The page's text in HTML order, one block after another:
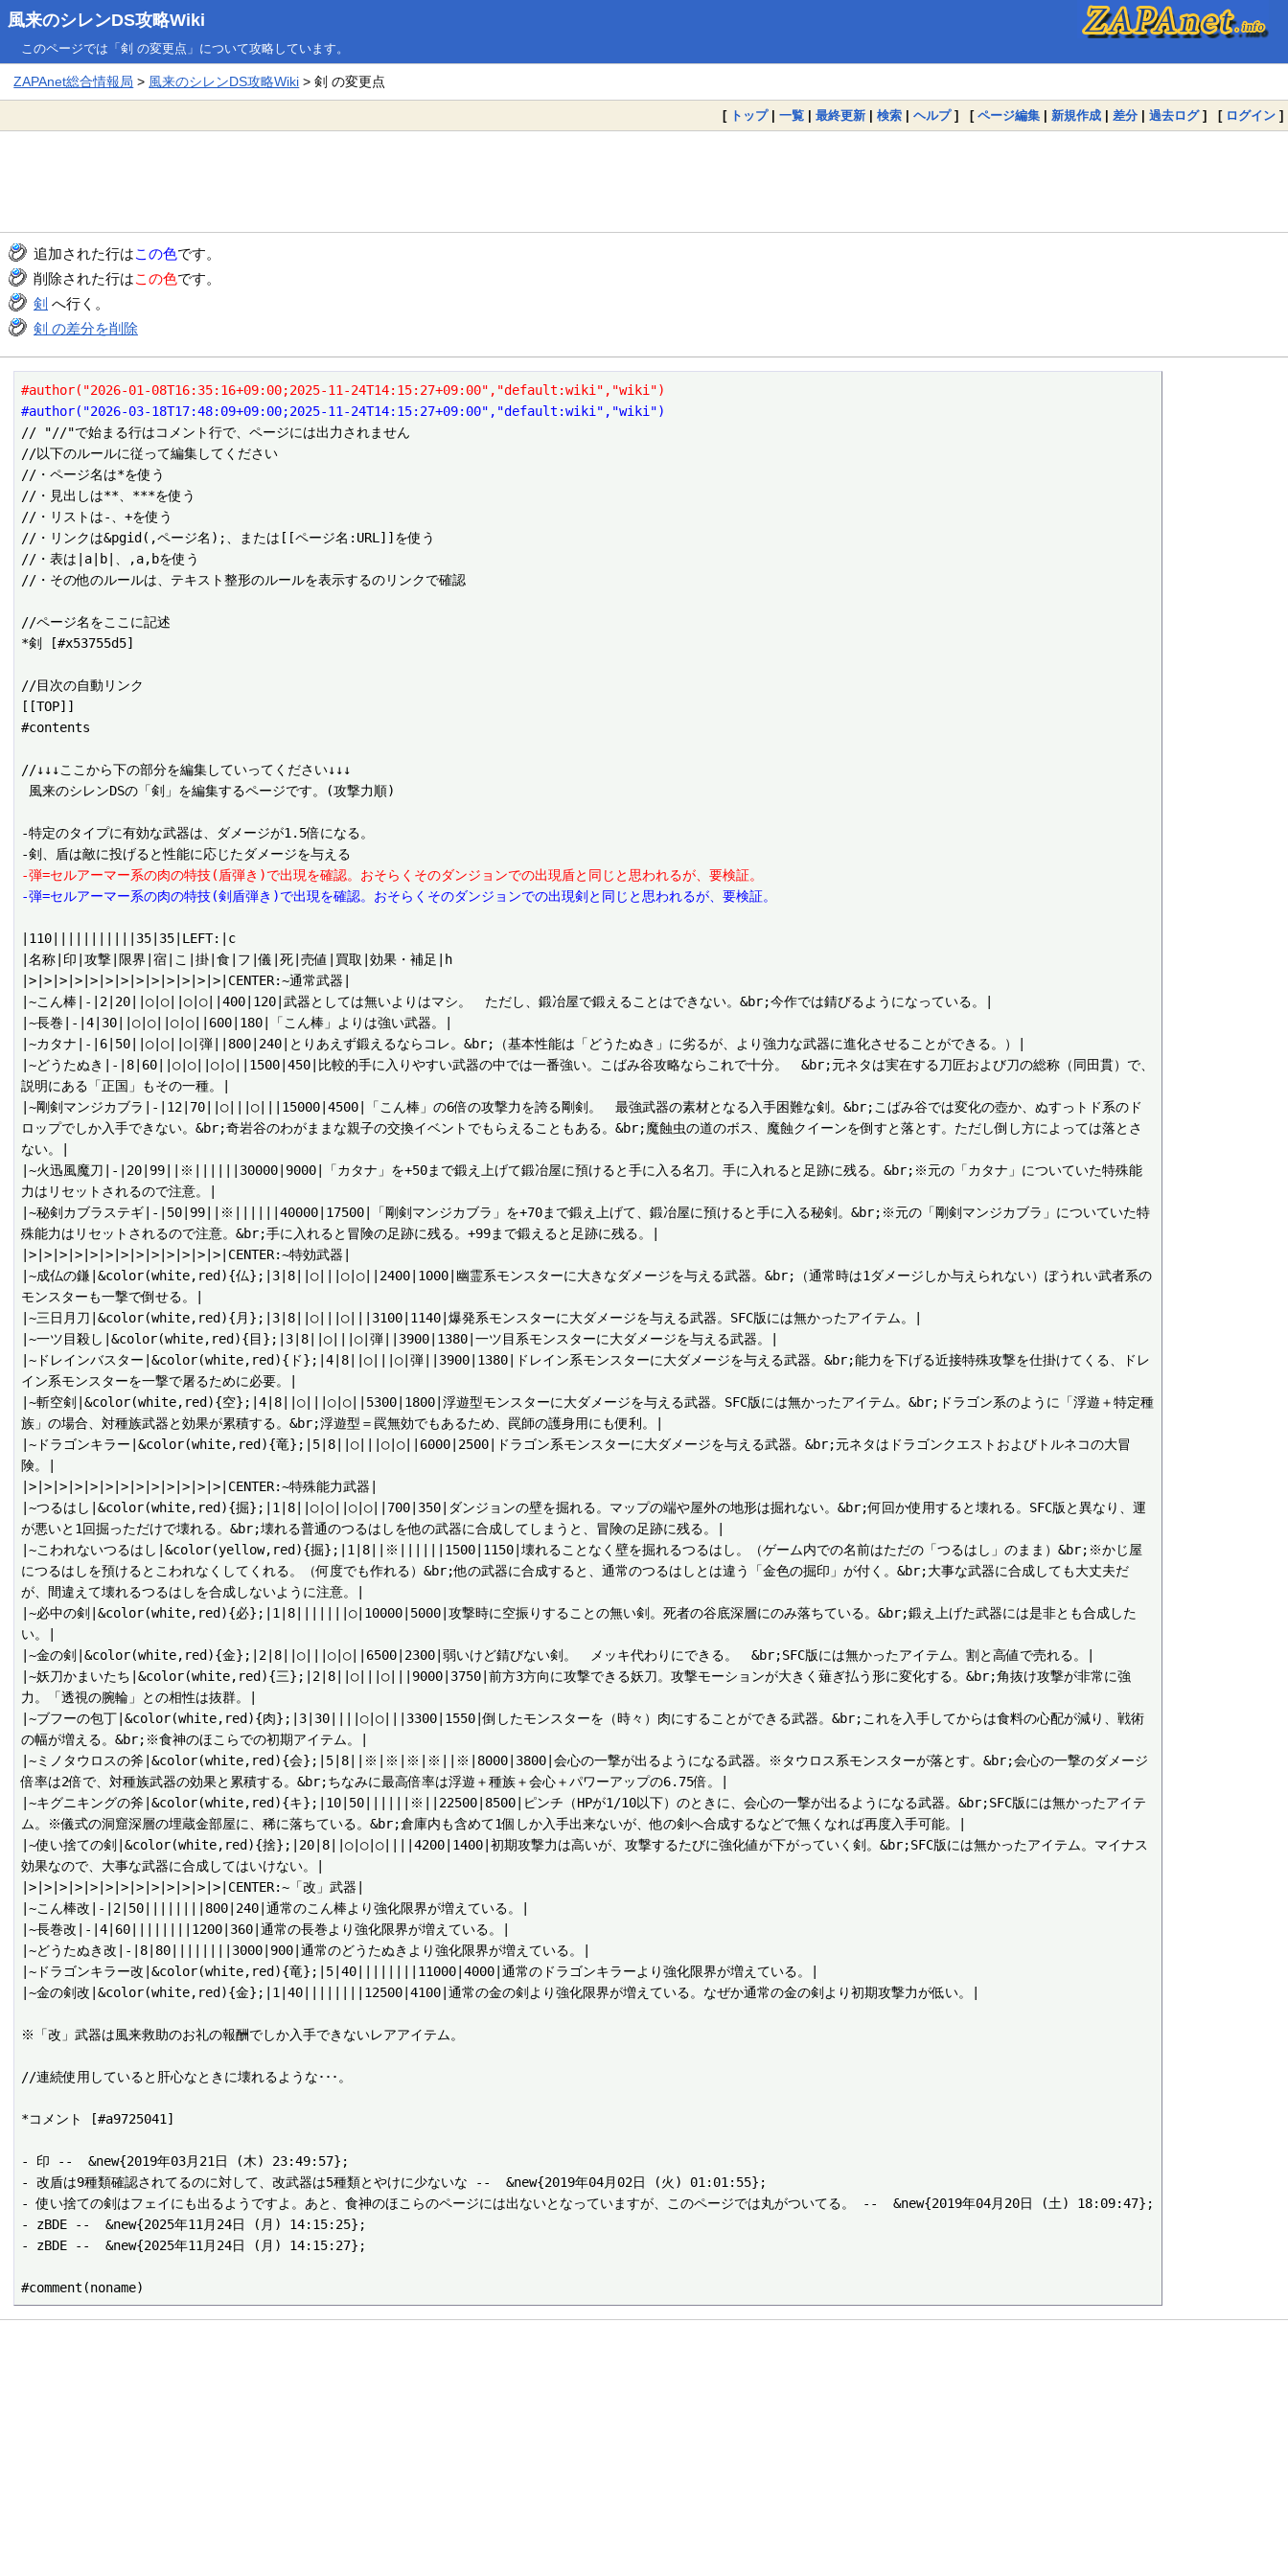
風来のシレンDS攻略Wiki
このページでは「剣 の変更点」について攻略しています。
ZAPAnet総合情報局 > 風来のシレンDS攻略Wiki > 剣 の変更点
[ トップ| 一覧 | 最終更新 | 検索 | ヘルプ] [ ページ編集 | 新規作成 | 差分 | 過去ログ] [ ログイン ]
追加された行はこの色です。
削除された行はこの色です。
剣 へ行く。
剣 の差分を削除
#author("2026-01-08T16:35:16+09:00;2025-11-24T14:15:27+09:00","default:wiki","wiki")
#author("2026-03-18T17:48:09+09:00;2025-11-24T14:15:27+09:00","default:wiki","wiki")
// "//"で始まる行はコメント行で、ページには出力されません
//以下のルールに従って編集してください
//・ページ名は*を使う
//・見出しは**、***を使う
//・リストは-、+を使う
//・リンクは&pgid(,ページ名);、または[[ページ名:URL]]を使う
//・表は|a|b|、,a,bを使う
//・その他のルールは、テキスト整形のルールを表示するのリンクで確認
//ページ名をここに記述
*剣 [#x53755d5]
//目次の自動リンク
[[TOP]]
#contents
//↓↓↓ここから下の部分を編集していってください↓↓↓
-特定のタイプに有効な武器は、ダメージが1.5倍になる。
-弾=セルアーマー系の肉の特技(盾弾き)で出現を確認。おそらくそのダンジョンでの出現盾と同じと思われるが、要検証。
-弾=セルアーマー系の肉の特技(剣盾弾き)で出現を確認。おそらくそのダンジョンでの出現剣と同じと思われるが、要検証。
|110|||||||||||35|35|LEFT:|c
|名称|印|攻撃|限界|宿|こ|掛|食|フ|儀|死|売値|買取|効果・補足|h
|>|>|>|>|>|>|>|>|>|>|>|>|>|CENTER:~通常武器|
|~こん棒|-|2|20||○|○||○|○||400|120|武器としては無いよりはマシ。　ただし、鍛冶屋で鍛えることはできない。&br;今作では錆びるようになっている。|
|~長巻|-|4|30||○|○||○|○||600|180|「こん棒」よりは強い武器。|
|~カタナ|-|6|50||○|○||○|弾||800|240|とりあえず鍛えるならコレ。&br;（基本性能は「どうたぬき」に劣るが、より強力な武器に進化させることができる。）|
|~どうたぬき|-|8|60||○|○||○|○||1500|450|比較的手に入りやすい武器の中では一番強い。こばみ谷攻略ならこれで十分。　&br;元ネタは実在する刀匠および刀の総称（同田貫）で、
説明にある「正国」もその一種。|
|~剛剣マンジカブラ|-|12|70||○|||○|||15000|4500|「こん棒」の6倍の攻撃力を誇る剛剣。　最強武器の素材となる入手困難な剣。&br;こばみ谷では変化の壺か、ぬすっトド系のド
ロップでしか入手できない。&br;奇岩谷のわがままな親子の交換イベントでもらえることもある。&br;魔蝕虫の道のボス、魔蝕クイーンを倒すと落とす。ただし倒し方によっては落とさ
ない。|
|~火迅風魔刀|-|20|99||※||||||30000|9000|「カタナ」を+50まで鍛え上げて鍛冶屋に預けると手に入る名刀。手に入れると足跡に残る。&br;※元の「カタナ」についていた特殊能
力はリセットされるので注意。|
|~秘剣カブラステギ|-|50|99||※||||||40000|17500|「剛剣マンジカブラ」を+70まで鍛え上げて、鍛冶屋に預けると手に入る秘剣。&br;※元の「剛剣マンジカブラ」についていた特
殊能力はリセットされるので注意。&br;手に入れると冒険の足跡に残る。+99まで鍛えると足跡に残る。|
|>|>|>|>|>|>|>|>|>|>|>|>|>|CENTER:~特効武器|
|~成仏の鎌|&color(white,red){仏};|3|8||○|||○|○||2400|1000|幽霊系モンスターに大きなダメージを与える武器。&br;（通常時は1ダメージしか与えられない）ぼうれい武者系の
モンスターも一撃で倒せる。|
|~三日月刀|&color(white,red){月};|3|8||○|||○|||3100|1140|爆発系モンスターに大ダメージを与える武器。SFC版には無かったアイテム。|
|~一ツ目殺し|&color(white,red){目};|3|8||○|||○|弾||3900|1380|一ツ目系モンスターに大ダメージを与える武器。|
|~ドレインバスター|&color(white,red){ド};|4|8||○|||○|弾||3900|1380|ドレイン系モンスターに大ダメージを与える武器。&br;能力を下げる近接特殊攻撃を仕掛けてくる、ドレ
イン系モンスターを一撃で屠るために必要。|
|~斬空剣|&color(white,red){空};|4|8||○|||○|○||5300|1800|浮遊型モンスターに大ダメージを与える武器。SFC版には無かったアイテム。&br;ドラゴン系のように「浮遊＋特定種
族」の場合、対種族武器と効果が累積する。&br;浮遊型＝罠無効でもあるため、罠師の護身用にも便利。|
|~ドラゴンキラー|&color(white,red){竜};|5|8||○|||○|○||6000|2500|ドラゴン系モンスターに大ダメージを与える武器。&br;元ネタはドラゴンクエストおよびトルネコの大冒
険。|
|>|>|>|>|>|>|>|>|>|>|>|>|>|CENTER:~特殊能力武器|
|~つるはし|&color(white,red){掘};|1|8||○|○||○|○||700|350|ダンジョンの壁を掘れる。マップの端や屋外の地形は掘れない。&br;何回か使用すると壊れる。SFC版と異なり、運
が悪いと1回掘っただけで壊れる。&br;壊れる普通のつるはしを他の武器に合成してしまうと、冒険の足跡に残る。|
|~こわれないつるはし|&color(yellow,red){掘};|1|8||※||||||1500|1150|壊れることなく壁を掘れるつるはし。（ゲーム内での名前はただの「つるはし」のまま）&br;※かじ屋
につるはしを預けるとこわれなくしてくれる。（何度でも作れる）&br;他の武器に合成すると、通常のつるはしとは違う「金色の掘印」が付く。&br;大事な武器に合成しても大丈夫だ
が、間違えて壊れるつるはしを合成しないように注意。|
|~必中の剣|&color(white,red){必};|1|8|||||||○|10000|5000|攻撃時に空振りすることの無い剣。死者の谷底深層にのみ落ちている。&br;鍛え上げた武器には是非とも合成した
い。|
|~金の剣|&color(white,red){金};|2|8||○|||○|○||6500|2300|弱いけど錆びない剣。　メッキ代わりにできる。　&br;SFC版には無かったアイテム。割と高値で売れる。|
|~妖刀かまいたち|&color(white,red){三};|2|8||○|||○|||9000|3750|前方3方向に攻撃できる妖刀。攻撃モーションが大きく薙ぎ払う形に変化する。&br;角抜け攻撃が非常に強
力。「透視の腕輪」との相性は抜群。|
|~ブフーの包丁|&color(white,red){肉};|3|30||||○|○|||3300|1550|倒したモンスターを（時々）肉にすることができる武器。&br;これを入手してからは食料の心配が減り、戦術
の幅が増える。&br;※食神のほこらでの初期アイテム。|
|~ミノタウロスの斧|&color(white,red){会};|5|8||※|※|※|※||※|8000|3800|会心の一撃が出るようになる武器。※タウロス系モンスターが落とす。&br;会心の一撃のダメージ
倍率は2倍で、対種族武器の効果と累積する。&br;ちなみに最高倍率は浮遊＋種族＋会心＋パワーアップの6.75倍。|
|~キグニキングの斧|&color(white,red){キ};|10|50||||||※||22500|8500|ピンチ（HPが1/10以下）のときに、会心の一撃が出るようになる武器。&br;SFC版には無かったアイテ
ム。※儀式の洞窟深層の埋蔵金部屋に、稀に落ちている。&br;倉庫内も含めて1個しか入手出来ないが、他の剣へ合成するなどで無くなれば再度入手可能。|
|~使い捨ての剣|&color(white,red){捨};|20|8||○|○|○||||4200|1400|初期攻撃力は高いが、攻撃するたびに強化値が下がっていく剣。&br;SFC版には無かったアイテム。マイナス
効果なので、大事な武器に合成してはいけない。|
|>|>|>|>|>|>|>|>|>|>|>|>|>|CENTER:~「改」武器|
|~こん棒改|-|2|50||||||||800|240|通常のこん棒より強化限界が増えている。|
|~長巻改|-|4|60||||||||1200|360|通常の長巻より強化限界が増えている。|
|~どうたぬき改|-|8|80||||||||3000|900|通常のどうたぬきより強化限界が増えている。|
|~ドラゴンキラー改|&color(white,red){竜};|5|40||||||||11000|4000|通常のドラゴンキラーより強化限界が増えている。|
|~金の剣改|&color(white,red){金};|1|40||||||||12500|4100|通常の金の剣より強化限界が増えている。なぜか通常の金の剣より初期攻撃力が低い。|
※「改」武器は風来救助のお礼の報酬でしか入手できないレアアイテム。
//連続使用していると肝心なときに壊れるような･･･。
*コメント [#a9725041]
- 印 --  &new{2019年03月21日 (木) 23:49:57};
- 改盾は9種類確認されてるのに対して、改武器は5種類とやけに少ないな --  &new{2019年04月02日 (火) 01:01:55};
- 使い捨ての剣はフェイにも出るようですよ。あと、食神のほこらのページには出ないとなっていますが、このページでは丸がついてる。 --  &new{2019年04月20日 (土) 18:09:47};
- zBDE --  &new{2025年11月24日 (月) 14:15:25};
- zBDE --  &new{2025年11月24日 (月) 14:15:27};